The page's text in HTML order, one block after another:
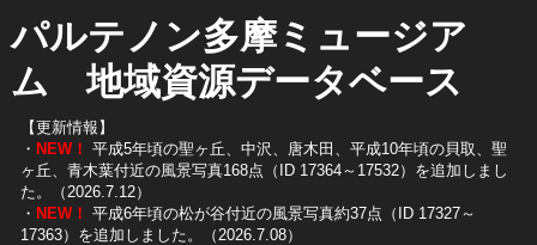
パルテノン多摩ミュージア
ム 地域資源データベース
【更新情報】
・ NEW！ 平成5年頃の聖ヶ丘、中沢、唐木田、平成10年頃の貝取、聖
ヶ丘、青木葉付近の風景写真168点（ID 17364～17532）を追加しまし
た。（2026.7.12）
・ NEW！ 平成6年頃の松が谷付近の風景写真約37点（ID 17327～
17363）を追加しました。（2026.7.08）